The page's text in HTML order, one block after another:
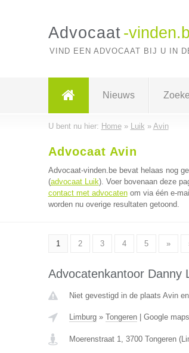
Advocaat -
VIND EEN ADVOCAAT BIJ U IN
Nieuws
U bent nu hier: Home» Luik » Avin
Advocaat Avin
Advocaat-vinden.be bevat helaas nog
(advocaat Luik). Voer bovenaan deze
contact met advocatenom via één e-
worden nu overige resultaten getoond.
1 2 3 4 5 »
Advocatenkantoor Danny
Niet gevestigd in de plaats Avin
Limburg» Tongeren| Google maps
Moerenstraat 1, 3700 Tongeren(